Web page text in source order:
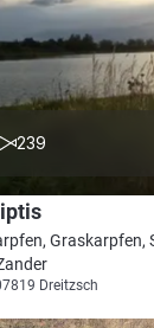
239
Graskarpfen,
Dreitzsch